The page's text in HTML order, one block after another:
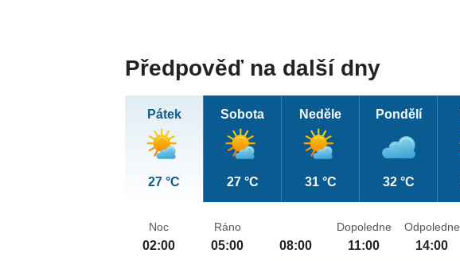
Předpověď na další dny
Pátek
27 °C
Sobota
27 °C
Neděle
31 °C
Pondělí
32 °C
Noc
02:00
Ráno
05:00 08:00
Dopoledne
11:00
Odpoledne
14:00